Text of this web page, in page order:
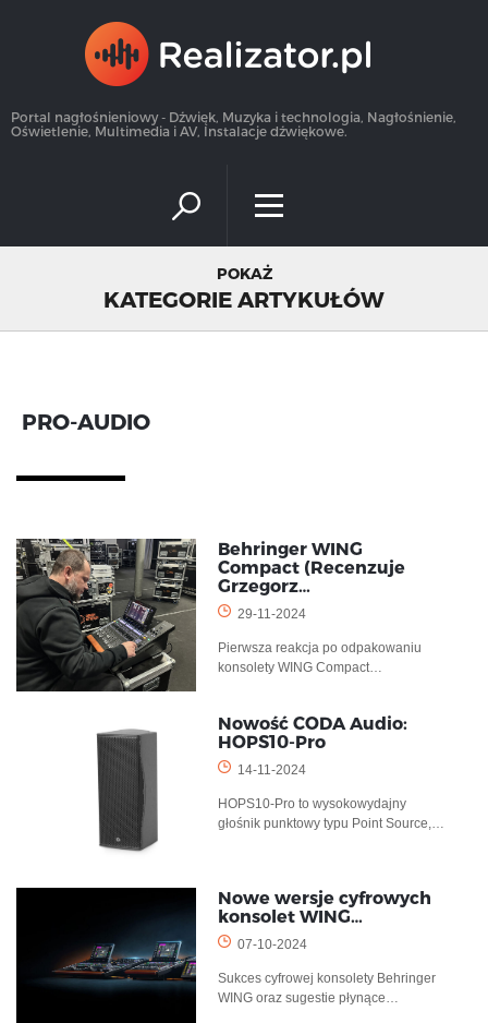
Portal nagłośnieniowy - Dźwięk, Muzyka i technologia, Nagłośnienie,
Oświetlenie, Multimedia i AV, Instalacje dźwiękowe.
POKAŻ
KATEGORIE ARTYKUŁÓW
PRO-AUDIO
Behringer WING
Compact (Recenzuje
Grzegorz…
29-11-2024
Pierwsza reakcja po odpakowaniu
konsolety WING Compact…
Nowość CODA Audio:
HOPS10-Pro
14-11-2024
HOPS10-Pro to wysokowydajny
głośnik punktowy typu Point Source,…
Nowe wersje cyfrowych
konsolet WING…
07-10-2024
Sukces cyfrowej konsolety Behringer
WING oraz sugestie płynące…